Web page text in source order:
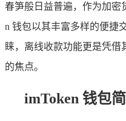
春笋般日益普遍，作为加密
n 钱包以其丰富多样的便捷
睐，离线收款功能更是凭借
的焦点。
imToken 钱包